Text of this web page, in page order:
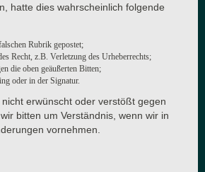
hatte dies wahrscheinlich folgende
Rubrik gepostet;
Recht, z.B. Verletzung des Urheberrechts;
die oben geäußerten Bitten;
oder in der Signatur.
erwünscht oder verstößt gegen
bitten um Verständnis, wenn wir in
vornehmen.